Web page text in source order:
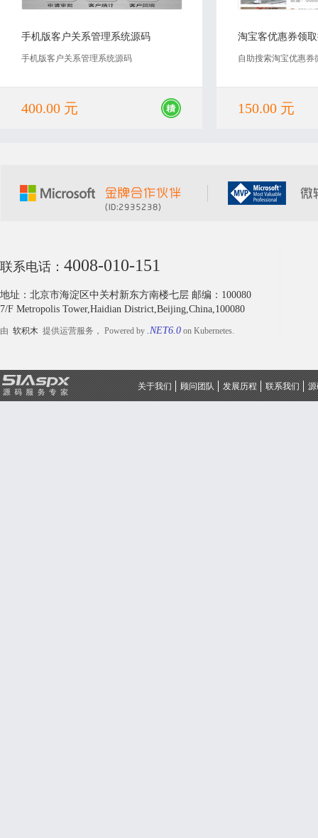
手机版客户关系管理系统源码
手机版客户关系管理系统源码
400.00 元
自助搜索淘宝优惠券
150.00 元
联系电话： 4008-010-151
地址：北京市海淀区中关村新东方南楼七层 邮编：100080
7/F Metropolis Tower,Haidian District,Beijing,China,100080
由 软积木 提供运营服务， Powered by .NET6.0 on Kubernetes.
关于我们 顾问团队 发展历程 联系我们